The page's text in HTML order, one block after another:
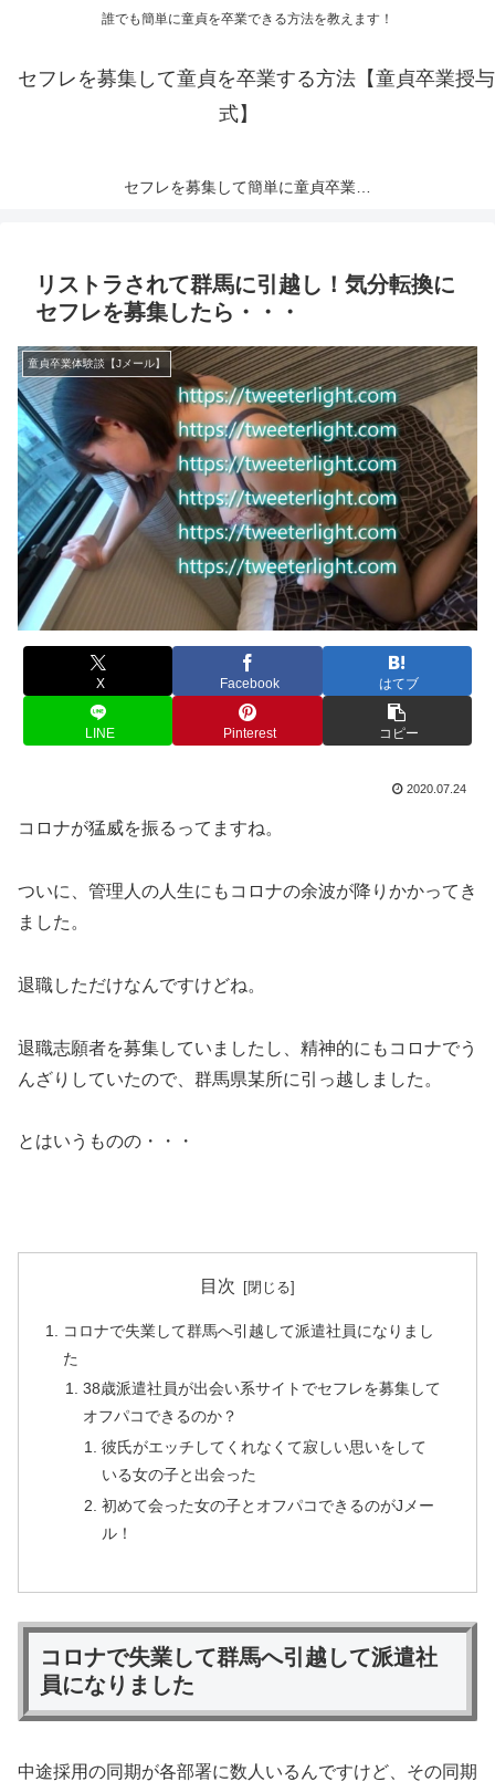
誰でも簡単に童貞を卒業できる方法を教えます！
セフレを募集して童貞を卒業する方法【童貞卒業授与
式】
セフレを募集して簡単に童貞卒業できる出会い系サイトランキング【2023年度版】
リストラされて群馬に引越し！気分転換に
セフレを募集したら・・・
童貞卒業体験談【Jメール】
X Facebook はてブ
LINE Pinterest コピー
2020.07.24
コロナが猛威を振るってますね。
ついに、管理人の人生にもコロナの余波が降りかかってき
ました。
退職しただけなんですけどね。
退職志願者を募集していましたし、精神的にもコロナでう
んざりしていたので、群馬県某所に引っ越しました。
とはいうものの・・・
目次
コロナで失業して群馬へ引越して派遣社員になりまし
た
38歳派遣社員が出会い系サイトでセフレを募集して
オフパコできるのか？
彼氏がエッチしてくれなくて寂しい思いをして
いる女の子と出会った
初めて会った女の子とオフパコできるのがJメー
ル！
コロナで失業して群馬へ引越して派遣社
員になりました
中途採用の同期が各部署に数人いるんですけど、その同期